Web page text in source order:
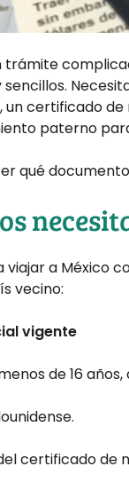
certificado
paterno
qué
viajar a México
vecino:
vigente
de 16
certificado de